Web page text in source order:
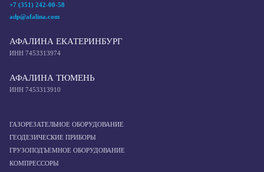
+7 (351) 242-00-58
adp@afalina.com
АФАЛИНА ЕКАТЕРИНБУРГ
ИНН 7453313974
АФАЛИНА ТЮМЕНЬ
ИНН 7453313910
ГАЗОРЕЗАТЕЛЬНОЕ ОБОРУДОВАНИЕ
ГЕОДЕЗИЧЕСКИЕ ПРИБОРЫ
ГРУЗОПОДЪЕМНОЕ ОБОРУДОВАНИЕ
КОМПРЕССОРЫ